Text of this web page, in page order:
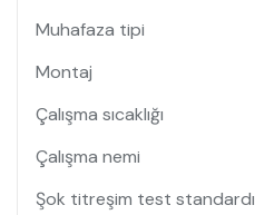
Muhafaza tipi
Montaj
Çalışma sıcaklığı
Çalışma nemi
Şok titreşim test standardı